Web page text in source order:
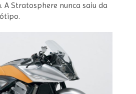
A Stratosphere nunca saiu da